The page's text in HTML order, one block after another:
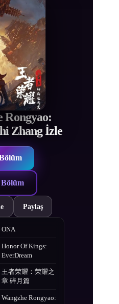
Rongyao:
Zhang İzle
Bölüm
Paylaş
ONA
Honor Of Kings:
EverDream
王者荣耀：荣耀之
章 碎月篇
Wangzhe Rongyao: